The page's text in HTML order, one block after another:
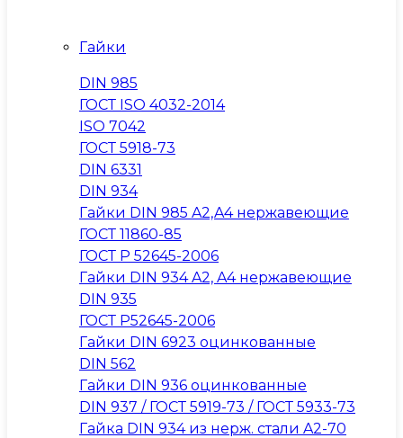
Гайки
DIN 985
ГОСТ ISO 4032-2014
ISO 7042
ГОСТ 5918-73
DIN 6331
DIN 934
Гайки DIN 985 A2,A4 нержавеющие
ГОСТ 11860-85
ГОСТ Р 52645-2006
Гайки DIN 934 A2, A4 нержавеющие
DIN 935
ГОСТ Р52645-2006
Гайки DIN 6923 оцинкованные
DIN 562
Гайки DIN 936 оцинкованные
DIN 937 / ГОСТ 5919-73 / ГОСТ 5933-73
Гайка DIN 934 из нерж. стали A2-70